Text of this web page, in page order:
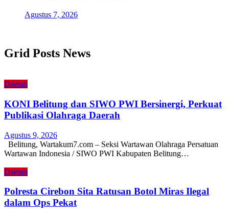
Agustus 7, 2026
Grid Posts News
Daerah
KONI Belitung dan SIWO PWI Bersinergi, Perkuat
Publikasi Olahraga Daerah
Agustus 9, 2026
Belitung, Wartakum7.com – Seksi Wartawan Olahraga Persatuan
Wartawan Indonesia / SIWO PWI Kabupaten Belitung…
Daerah
Polresta Cirebon Sita Ratusan Botol Miras Ilegal
dalam Ops Pekat